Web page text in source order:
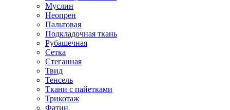
Муслин
Неопрен
Пальтовая
Подкладочная ткань
Рубашечная
Сетка
Стеганная
Твид
Тенсель
Ткани с пайетками
Трикотаж
Фатин